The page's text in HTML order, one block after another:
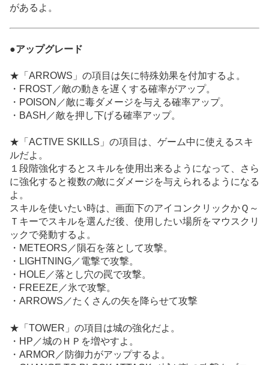
があるよ。
●アップグレード
★「ARROWS」の項目は矢に特殊効果を付加するよ。
・FROST／敵の動きを遅くする確率がアップ。
・POISON／敵に毒ダメージを与える確率アップ。
・BASH／敵を押し下げる確率アップ。
★「ACTIVE SKILLS」の項目は、ゲーム中に使えるスキ
ルだよ。
１段階強化するとスキルを使用出来るようになって、さら
に強化すると複数の敵にダメージを与えられるようになる
よ。
スキルを使いたい時は、画面下のアイコンクリックかＱ～
Ｔキーでスキルを選んだ後、使用したい場所をマウスクリ
ックで発動するよ。
・METEORS／隕石を落として攻撃。
・LIGHTNING／電撃で攻撃。
・HOLE／落とし穴の罠で攻撃。
・FREEZE／氷で攻撃。
・ARROWS／たくさんの矢を降らせて攻撃
★「TOWER」の項目は城の強化だよ。
・HP／城のＨＰを増やすよ。
・ARMOR／防御力がアップするよ。